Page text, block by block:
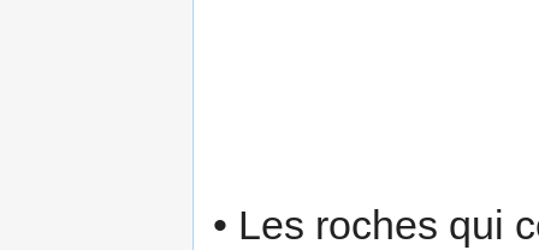
• Les roches qui